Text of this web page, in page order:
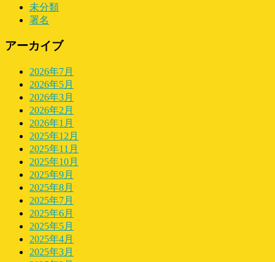
未分類
署名
アーカイブ
2026年7月
2026年5月
2026年3月
2026年2月
2026年1月
2025年12月
2025年11月
2025年10月
2025年9月
2025年8月
2025年7月
2025年6月
2025年5月
2025年4月
2025年3月